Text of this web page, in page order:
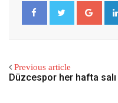
Previous article
Düzcespor her hafta salı